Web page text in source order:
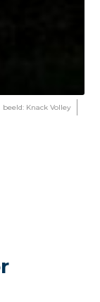
beeld: Knack Volley